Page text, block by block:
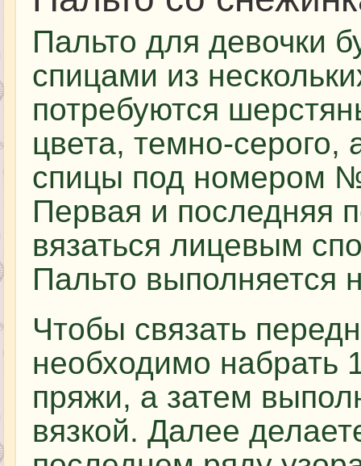
Пальто для девочки
спицами из
потребуются
цвета, темно-
спицы под номером
Первая и последняя
вязаться лицевым
Пальто выполняется
Чтобы связать
необходимо набрать
пряжи, а затем
вязкой. Далее